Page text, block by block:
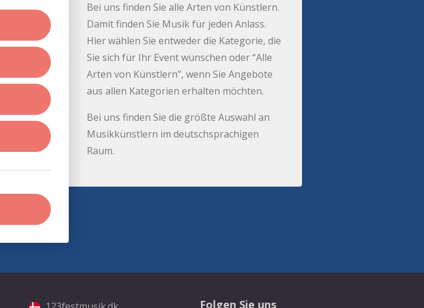
Bei uns finden Sie alle Arten von Künstlern.
Damit finden Sie Musik für jeden Anlass.
Hier wählen Sie entweder die Kategorie, die
Sie sich für Ihr Event wünschen oder “Alle
Arten von Künstlern”, wenn Sie Angebote
aus allen Kategorien erhalten möchten.
Bei uns finden Sie die größte Auswahl an
Musikkünstlern im deutschsprachigen
Raum.
Folgen Sie uns